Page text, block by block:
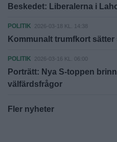
Beskedet: Liberalerna i
POLITIK 2026-03-18 KL. 14:38
Kommunalt trumfkort
POLITIK 2026-03-16 KL. 06:00
Porträtt: Nya S-toppen
välfärdsfrågor
Fler nyheter